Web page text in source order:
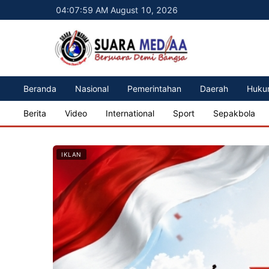
04:08:01 AM August 10, 2026
Beranda Nasional Pemerintahan Daerah
Berita Video International Sport Sepakbola
IKLAN